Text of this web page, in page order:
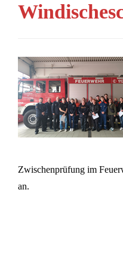
Zwischenprüfung im
an.